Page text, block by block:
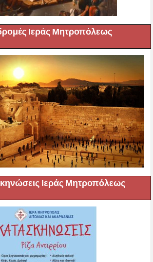
Ιεράς Μητροπόλεως
Ιεράς Μητροπόλεως